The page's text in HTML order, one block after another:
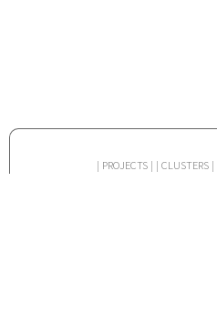
| PROJECTS | | CLUSTERS |